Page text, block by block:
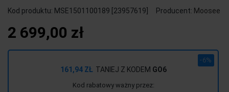
Kod produktu: MSE1501100189 [23957619] Producent: Moosee
2 699,00 zł
161,94 ZŁ TANIEJ Z KODEM GO6
Kod rabatowy ważny przez:
-6%